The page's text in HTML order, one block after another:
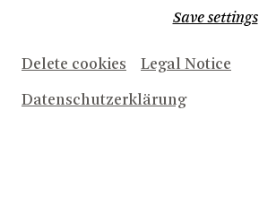
Save settings
Delete cookies Legal Notice
Datenschutzerklärung